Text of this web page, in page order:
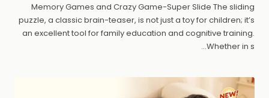
Memory Games and Crazy Game-Super Slide The sliding
puzzle, a classic brain-teaser, is not just a toy for children; it’s
an excellent tool for family education and cognitive training.
Whether in s...